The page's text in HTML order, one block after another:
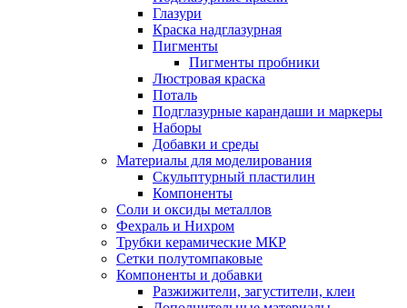
Глазури
Краска надглазурная
Пигменты
Пигменты пробники
Люстровая краска
Поталь
Подглазурные карандаши и маркеры
Наборы
Добавки и среды
Материалы для моделирования
Скульптурный пластилин
Компоненты
Соли и оксиды металлов
Фехраль и Нихром
Трубки керамические МКР
Сетки полутомпаковые
Компоненты и добавки
Разжижители, загустители, клеи